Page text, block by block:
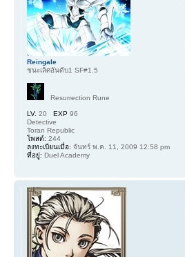
Reingale
ชนะเลิศอันดับ1 SF#1.5
Resurrection Rune
LV. 20 EXP 96
Detective
Toran Republic
โพสต์: 244
ลงทะเบียนเมื่อ: จันทร์ พ.ค. 11, 2009 12:58 pm
ที่อยู่: Duel Academy